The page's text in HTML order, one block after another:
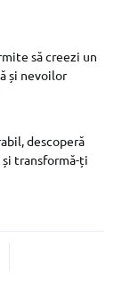
să creezi un
și nevoilor
descoperă
transformă-ți